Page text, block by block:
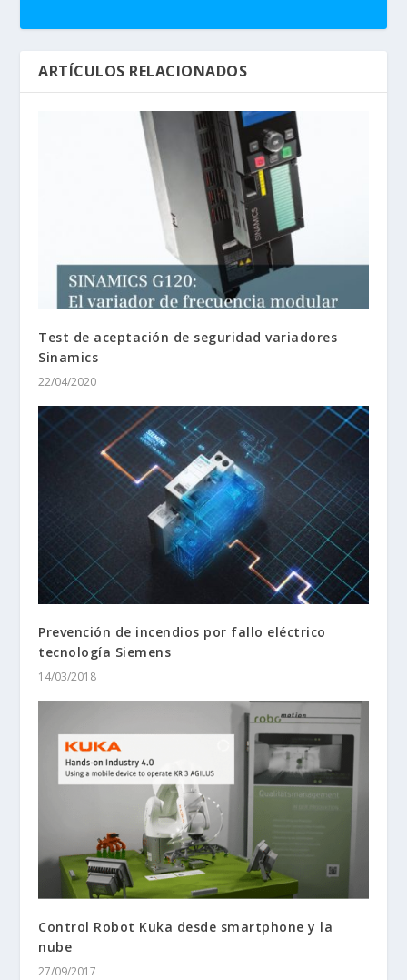
ARTÍCULOS RELACIONADOS
Test de aceptación de seguridad variadores
Sinamics
22/04/2020
Prevención de incendios por fallo eléctrico
tecnología Siemens
14/03/2018
Control Robot Kuka desde smartphone y la
nube
27/09/2017